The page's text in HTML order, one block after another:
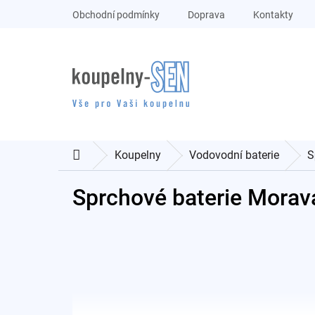
Obchodní podmínky Doprava Kontakty
DomůKoupelny Vodovodní baterie
Sprchové baterie